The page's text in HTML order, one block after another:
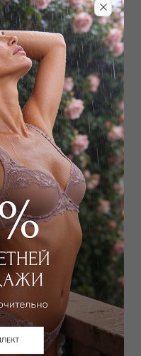
Свитер
20 000₽ 15 300₽
Выбрать размер
Толстовка